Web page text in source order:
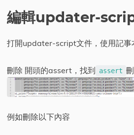
編輯updater-
打開updater-script文件，使用記事
刪除 開頭的assert，找到 assert
例如刪除以下內容